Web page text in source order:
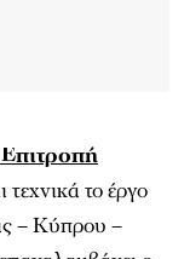
τεχνικά το έργο
– Κύπρου –